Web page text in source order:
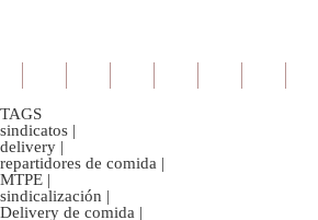
TAGS
sindicatos |
delivery |
repartidores de comida |
MTPE |
sindicalización |
Delivery de comida |